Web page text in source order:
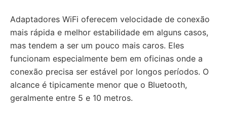
Adaptadores WiFi oferecem velocidade de conexão
mais rápida e melhor estabilidade em alguns casos,
mas tendem a ser um pouco mais caros. Eles
funcionam especialmente bem em oficinas onde a
conexão precisa ser estável por longos períodos. O
alcance é tipicamente menor que o Bluetooth,
geralmente entre 5 e 10 metros.